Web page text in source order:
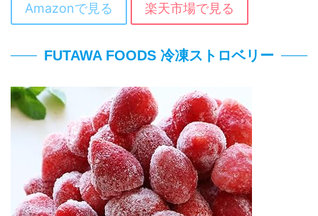
Amazonで見る 楽天市場で見る
FUTAWA FOODS 冷凍ストロベリー